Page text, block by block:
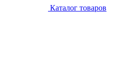
Каталог товаров